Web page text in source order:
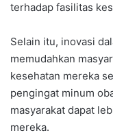
terhadap fasilitas
Selain itu, inovasi
memudahkan
kesehatan mereka
pengingat minum
masyarakat dapat
mereka.